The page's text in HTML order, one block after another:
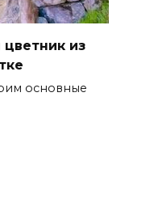
цветник из
основные